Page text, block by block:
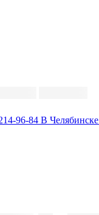
96-84 В Челябинске